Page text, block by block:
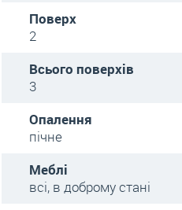
Поверх
2
Всього поверхів
3
Опалення
пічне
Меблі
всі, в доброму стані